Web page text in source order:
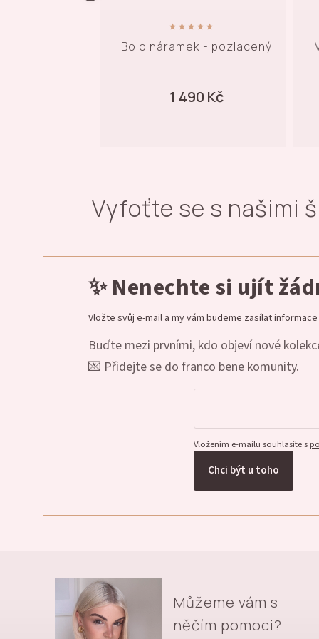
Bold náramek - pozlacený
Vintage bangle
Vyfoťte se s našimi
✨ Nenechte si ujít
Vložte svůj e-mail a my vám budeme zasílat
Buďte mezi prvními, kdo objeví nové
💌 Přidejte se do franco bene komunity.
Vložením e-mailu souhlasíte s
Chci být u toho
Můžeme vám s
něčím pomoci?